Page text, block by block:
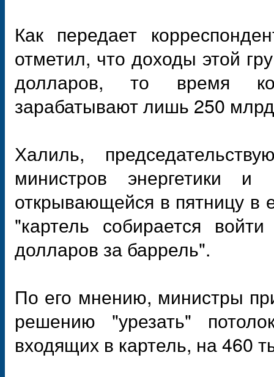
Как передает
отметил, что доходы этой
долларов, то время
зарабатывают лишь 250
Халиль,
министров энергетики и
открывающейся в пятницу в
"картель собирается
долларов за баррель".
По его мнению, министры
решению "урезать"
входящих в картель, на 460